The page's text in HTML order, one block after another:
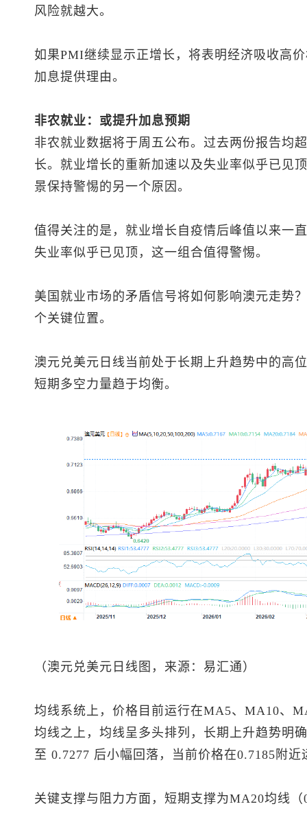
风险就越大。
如果PMI继续显示正增长，将表明经济吸收高
加息提供理由。
非农就业：或提升加息预期
非农就业数据将于周五公布。过去两份报告均
长。就业增长的重新加速以及失业率似乎已见
景保持警惕的另一个原因。
值得关注的是，就业增长自疫情后峰值以来一
失业率似乎已见顶，这一组合值得警惕。
美国就业市场的矛盾信号将如何影响澳元走势
个关键位置。
澳元兑美元 日线当前处于长期上升趋势中的高
短期多空力量趋于均衡。
（ 澳元兑美元 日线图，来源：易汇通）
均线系统上，价格目前运行在MA5、MA10、
均线之上，均线呈多头排列，长期上升趋势明
至 0.7277 后小幅回落，当前价格在0.7185附
关键支撑与阻力方面，短期支撑为MA20均线